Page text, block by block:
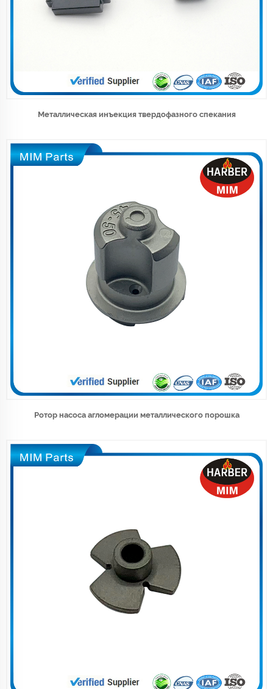
Металлическая инъекция твердофазного спекания
Ротор насоса агломерации металлического порошка